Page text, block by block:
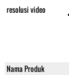
resolusi video
Nama Produk